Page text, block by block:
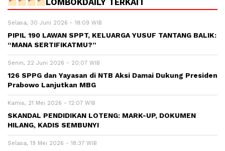
LOMBOKDAILY TERKAIT
Selasa, 30 Juni 2026 - 18:09 WIB
PIPIL 190 LAWAN SPPT, KELUARGA YUSUF TANTANG BALIK:
“MANA SERTIFIKATMU?”
Senin, 22 Juni 2026 - 20:07 WIB
126 SPPG dan Yayasan di NTB Aksi Damai Dukung Presiden
Prabowo Lanjutkan MBG
Kamis, 21 Mei 2026 - 12:07 WIB
SKANDAL PENDIDIKAN LOTENG: MARK-UP, DOKUMEN
HILANG, KADIS SEMBUNYI
Selasa, 19 Mei 2026 - 18:37 WIB